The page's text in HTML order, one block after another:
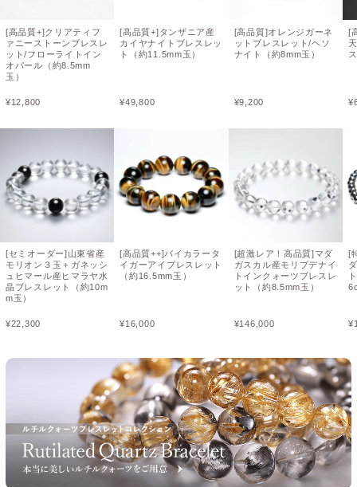
[高品質+]クリアティフ
ァニーストーンブレスレ
ット/フローライトイン
オパール（約8.5mm
玉）
¥12,800
[セミオーダー]山東省産
モリオン３玉＋ガネッシ
ュヒマール産ヒマラヤ水
晶ブレスレット（約10m
m玉）
¥22,300
[高品質+]タンザニア産
カイヤナイトブレスレッ
ト（約11.5mm玉）
¥49,800
[高品質++]バイカラータ
イガーアイブレスレット
（約16.5mm玉）
¥16,000
[高品質]オレンジガーネ
ットブレスレット/ヘソ
ナイト（約8mm玉）
¥9,200
[超激レア！高品質]マダ
ガスカル産モリブデナイ
トインクォーツブレスレ
ット（約8.5mm玉）
¥146,000
[
¥
[
¥